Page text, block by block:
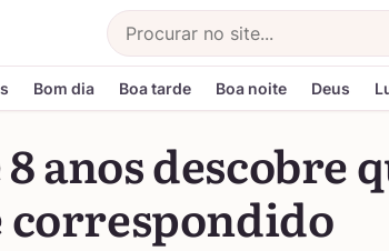
Buscar
Bom dia Boa tarde Boa noite Deus
anos descobre
correspondido